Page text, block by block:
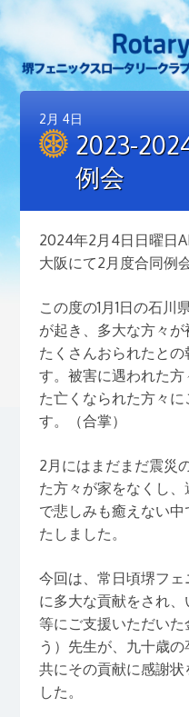
2月 4日
2023-
例会
2024年2月4日日曜日
大阪にて2月度合同例
この度の1月1日の石
が起き、多大な方々
たくさんおられたと
す。被害に遇われた
た亡くなられた方々
す。（合掌）
2月にはまだまだ震災
た方々が家をなくし
で悲しみも癒えない
たしました。
今回は、常日頃堺フ
に多大な貢献をされ
等にご支援いただい
う）先生が、九十歳
共にその貢献に感謝
した。